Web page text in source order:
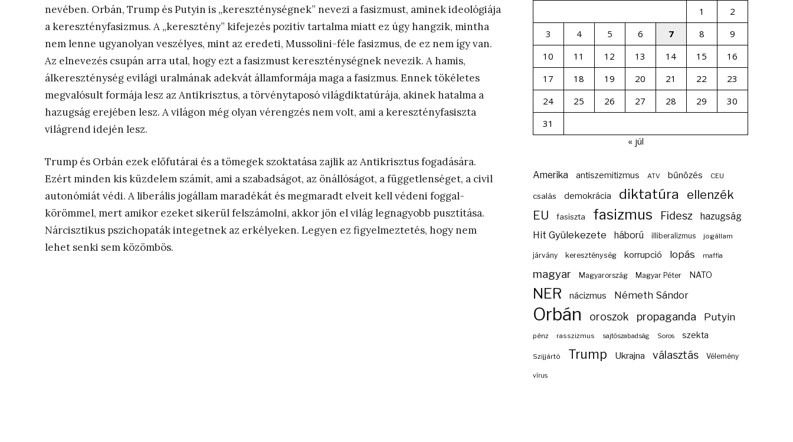
nevében. Orbán, Trump és Putyin is „kereszténységnek” nevezi a fasizmust, aminek ideológiája
a keresztényfasizmus. A „keresztény” kifejezés pozitív tartalma miatt ez úgy hangzik, mintha
nem lenne ugyanolyan veszélyes, mint az eredeti, Mussolini-féle fasizmus, de ez nem így van.
Az elnevezés csupán arra utal, hogy ezt a fasizmust kereszténységnek nevezik. A hamis,
álkereszténység evilági uralmának adekvát államformája maga a fasizmus. Ennek tökéletes
megvalósult formája lesz az Antikrisztus, a törvénytaposó világdiktatúrája, akinek hatalma a
hazugság erejében lesz. A világon még olyan vérengzés nem volt, ami a keresztényfasiszta
világrend idején lesz.
Trump és Orbán ezek előfutárai és a tömegek szoktatása zajlik az Antikrisztus fogadására.
Ezért minden kis küzdelem számít, ami a szabadságot, az önállóságot, a függetlenséget, a civil
autonómiát védi. A liberális jogállam maradékát és megmaradt elveit kell védeni foggal-
körömmel, mert amikor ezeket sikerül felszámolni, akkor jön el világ legnagyobb pusztítása.
Nárcisztikus pszichopaták integetnek az erkélyeken. Legyen ez figyelmeztetés, hogy nem
lehet senki sem közömbös.
1
2
3
4 5 6 7 8
9
10
11 12 13 14 15
16
17
18 19 20 21 22
23
24
25 26 27 28 29
30
31
« júl
Amerika antiszemitizmus ATV bűnözés CEU
csalás demokrácia diktatúra ellenzék
EU fasiszta fasizmus Fidesz hazugság
Hit Gyülekezete háború illiberalizmus jogállam
járvány kereszténység korrupció lopás maffia
magyar Magyarország Magyar Péter NATO
NER nácizmus Németh Sándor
Orbán oroszok propaganda Putyin
pénz rasszizmus sajtószabadság Soros szekta
Szijjártó Trump Ukrajna választás Vélemény
vírus